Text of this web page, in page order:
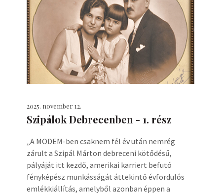
2025. november 12.
Szipálok Debrecenben - 1. rész
„A MODEM-ben csaknem fél év után nemrég
zárult a Szipál Márton debreceni kötődésű,
pályáját itt kezdő, amerikai karriert befutó
fényképész munkásságát áttekintő évfordulós
emlékkiállítás, amelyből azonban éppen a